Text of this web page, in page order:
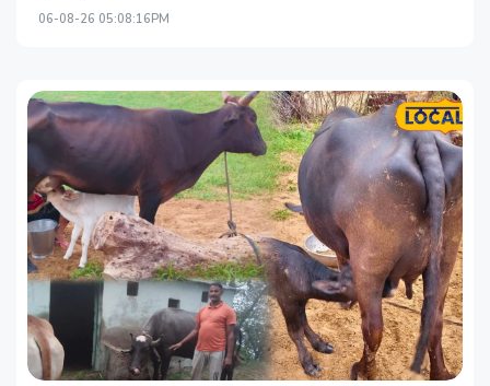
06-08-26 05:08:16PM